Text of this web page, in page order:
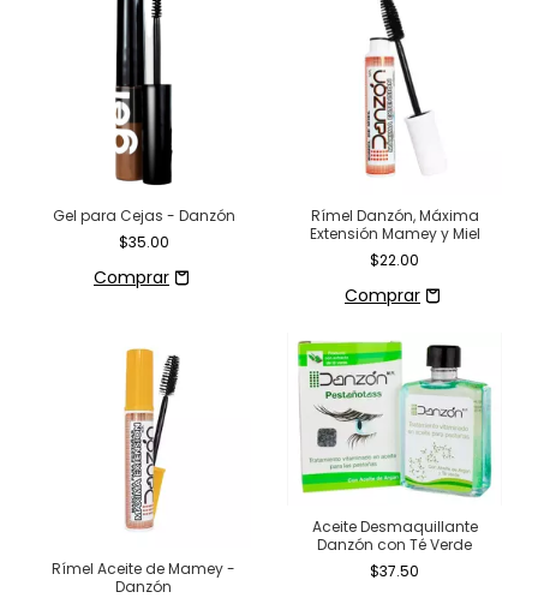
Gel para Cejas - Danzón
$35.00
Rímel Danzón, Máxima
Extensión Mamey y Miel
$22.00
Rímel Aceite de Mamey -
Danzón
Aceite Desmaquillante
Danzón con Té Verde
$37.50